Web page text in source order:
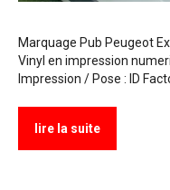
Marquage Pub Peugeot
Vinyl en impression
Impression / Pose : ID
lire la suite